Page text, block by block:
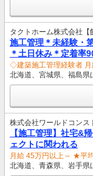
タクトホーム株式会社【
施工管理＊未経験・
＊土日休み＊定着率
◇建築施工管理経験者 月
北海道、宮城県、福島県
株式会社ワールドコンス
【施工管理】社宅&
ェクトに関われる
月給 45万円以上～ ★平
北海道、青森県、岩手県